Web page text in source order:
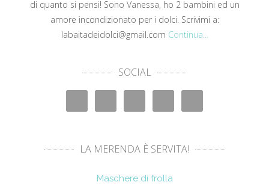
di quanto si pensi! Sono Vanessa, ho 2 bambini ed un
amore incondizionato per i dolci. Scrivimi a:
labaitadeidolci@gmail.com Continua...
SOCIAL
LA MERENDA È SERVITA!
Maschere di frolla